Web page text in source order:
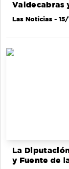
Valdecabras
Las Noticias -
La
y Fuente de